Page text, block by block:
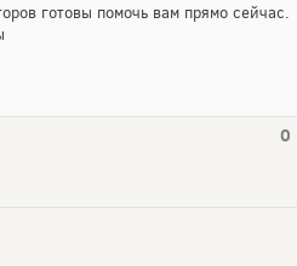
готовы помочь вам прямо сейчас.
0